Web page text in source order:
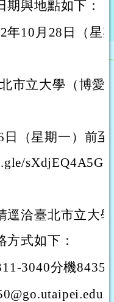
與地點如下：
年10月28日（星
市立大學（博愛
日（星期一）前
逕洽臺北市立大
方式如下：
3040分機8435